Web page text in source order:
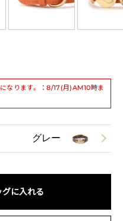
なります。：8/17(月)AM10時ま
グレー
に入れる